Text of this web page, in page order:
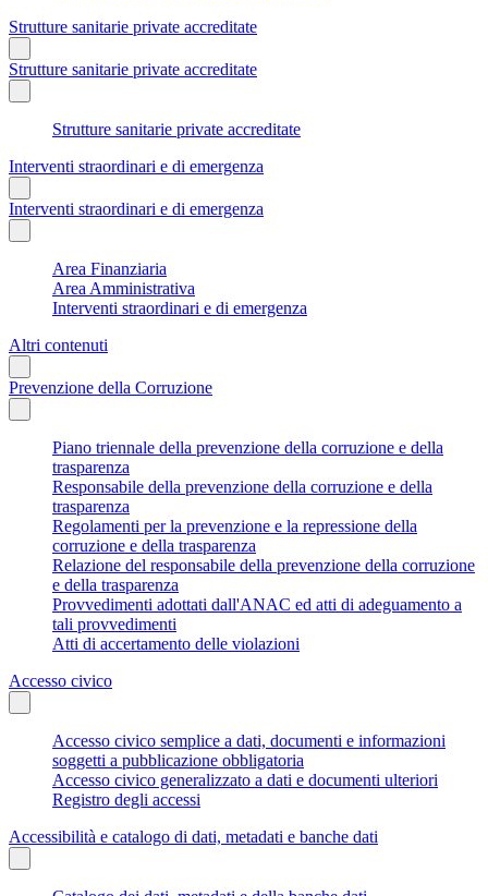
Strutture sanitarie private accreditate
Strutture sanitarie private accreditate
Strutture sanitarie private accreditate
Interventi straordinari e di emergenza
Interventi straordinari e di emergenza
Area Finanziaria
Area Amministrativa
Interventi straordinari e di emergenza
Altri contenuti
Prevenzione della Corruzione
Piano triennale della prevenzione della corruzione e della
trasparenza
Responsabile della prevenzione della corruzione e della
trasparenza
Regolamenti per la prevenzione e la repressione della
corruzione e della trasparenza
Relazione del responsabile della prevenzione della corruzione
e della trasparenza
Provvedimenti adottati dall'ANAC ed atti di adeguamento a
tali provvedimenti
Atti di accertamento delle violazioni
Accesso civico
Accesso civico semplice a dati, documenti e informazioni
soggetti a pubblicazione obbligatoria
Accesso civico generalizzato a dati e documenti ulteriori
Registro degli accessi
Accessibilità e catalogo di dati, metadati e banche dati